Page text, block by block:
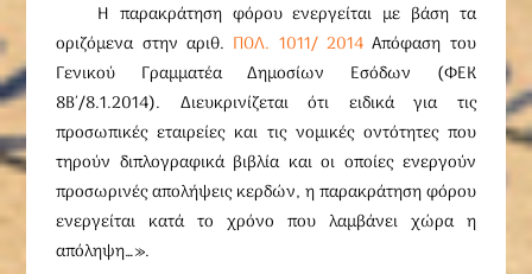
Η παρακράτηση φόρου ενεργείται με βάση τα
οριζόμενα στην αριθ. ΠΟΛ. 1011/ 2014Απόφαση του
Γενικού Γραμματέα Δημοσίων Εσόδων (ΦΕΚ
8Β΄/8.1.2014). Διευκρινίζεται ότι ειδικά για τις
προσωπικές εταιρείες και τις νομικές οντότητες που
τηρούν διπλογραφικά βιβλία και οι οποίες ενεργούν
προσωρινές απολήψεις κερδών, η παρακράτηση φόρου
ενεργείται κατά το χρόνο που λαμβάνει χώρα η
απόληψη…».